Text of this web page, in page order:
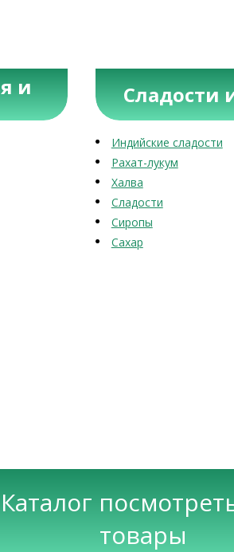
и Сладости
Индийские сладости
Рахат-лукум
Халва
Сладости
Сиропы
Сахар
Каталог
товары